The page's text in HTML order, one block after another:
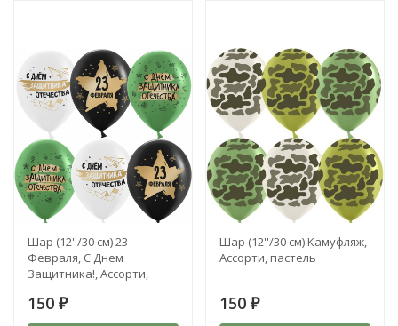
Шар (12''/30 см) 23
Февраля, С Днем
Защитника!, Ассорти,
150 ₽
Шар (12''/30 см) Камуфляж,
Ассорти, пастель
150 ₽